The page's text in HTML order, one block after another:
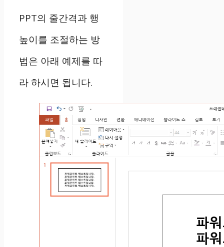
PPT의 줄간격과 행
높이를 조절하는 방
법은 아래 예제를 따
라 하시면 됩니다.